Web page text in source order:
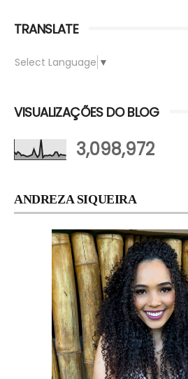
TRANSLATE
Select Language ▼
VISUALIZAÇÕES DO BLOG
3,098,972
ANDREZA SIQUEIRA